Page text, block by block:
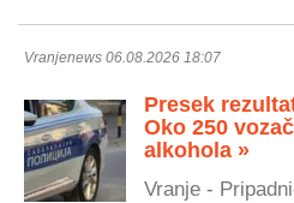
Vranjenews 06.08.2026 18:07
Presek
Oko 250
alkohola »
Vranje -